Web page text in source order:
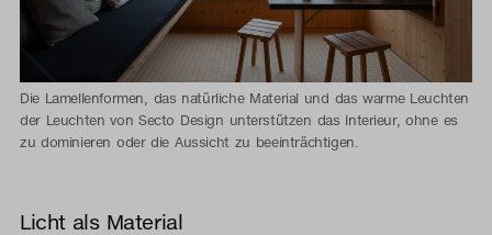
Die Lamellenformen, das natürliche Material und das warme Leuchten
der Leuchten von Secto Design unterstützen das Interieur, ohne es
zu dominieren oder die Aussicht zu beeinträchtigen.
Licht als Material